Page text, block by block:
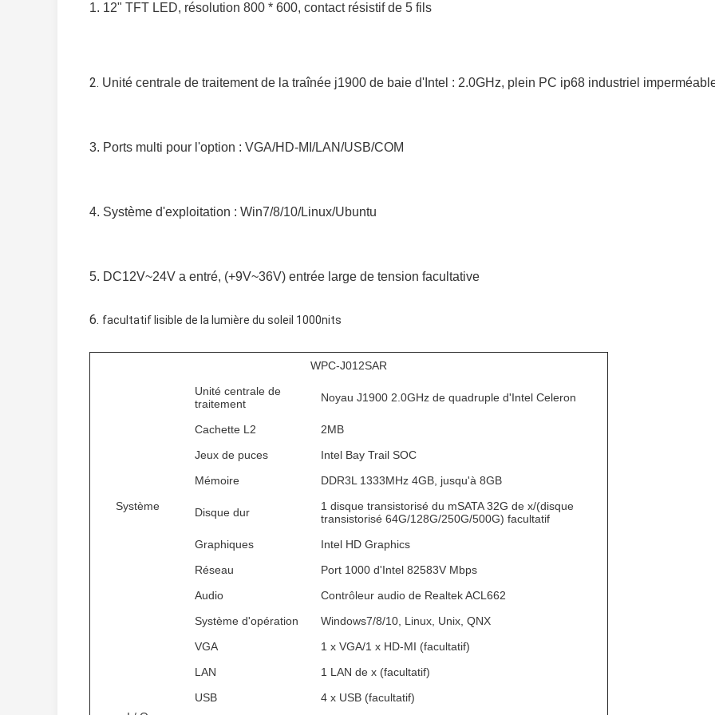
1. 12" TFT LED, résolution 800 * 600, contact résistif de 5 fils
2. Unité centrale de traitement de la traînée j1900 de baie d'Intel : 2.0GHz, plein PC ip68 industriel
3. Ports multi pour l'option : VGA/HD-MI/LAN/USB/COM
4. Système d'exploitation : Win7/8/10/Linux/Ubuntu
5. DC12V~24V a entré, (+9V~36V) entrée large de tension facultative
6. facultatif lisible de la lumière du soleil 1000nits
WPC-J012SAR
Système
Unité centrale de
traitement
Noyau J1900 2.0GHz de quadruple d'Intel Celeron
Cachette L2
2MB
Jeux de puces
Intel Bay Trail SOC
Mémoire
DDR3L 1333MHz 4GB, jusqu'à 8GB
Disque dur
1 disque transistorisé du mSATA 32G de x/(disque
transistorisé 64G/128G/250G/500G) facultatif
Graphiques
Intel HD Graphics
Réseau
Port 1000 d'Intel 82583V Mbps
Audio
Contrôleur audio de Realtek ACL662
Système d'opération
Windows7/8/10, Linux, Unix, QNX
VGA
1 x VGA/1 x HD-MI (facultatif)
LAN
1 LAN de x (facultatif)
USB
4 x USB (facultatif)